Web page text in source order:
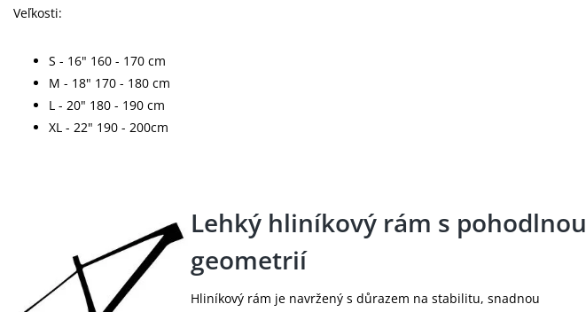
Veľkosti:
S - 16" 160 - 170 cm
M - 18" 170 - 180 cm
L - 20" 180 - 190 cm
XL - 22" 190 - 200cm
Lehký hliníkový rám s pohodlnou
geometrií
Hliníkový rám je navržený s důrazem na stabilitu, snadnou